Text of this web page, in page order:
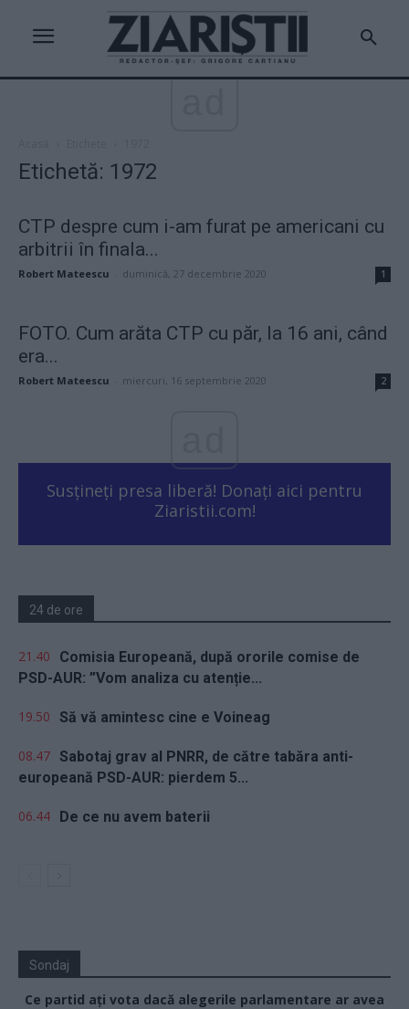
Etichetă: 1972
CTP despre cum i-am furat pe americani cu
arbitrii în finala...
Robert Mateescu duminică, 27 decembrie 2020 1
FOTO. Cum arăta CTP cu păr, la 16 ani, când
era...
Robert Mateescu miercuri, 16 septembrie 2020 2
Susțineți presa liberă! Donați aici pentru
Ziaristii.com!
24 de ore
21.40
Comisia Europeană, după ororile comise de
PSD-AUR: ”Vom analiza cu atenție...
19.50 Să vă amintesc cine e Voineag
08.47 Sabotaj grav al PNRR, de către tabăra anti-
europeană PSD-AUR: pierdem 5...
06.44 De ce nu avem baterii
Sondaj
Ce partid ați vota dacă alegerile parlamentare ar avea